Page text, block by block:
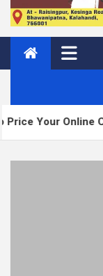
Course: